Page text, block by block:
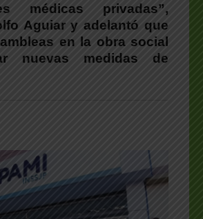
médicas privadas”,
Aguiar y adelantó que
en la obra social
nuevas medidas de